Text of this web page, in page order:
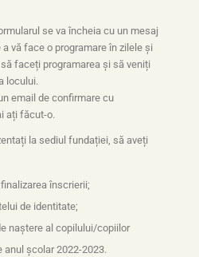
se va încheia cu un mesaj
vă face o programare în zilele și
faceți programarea și să veniți
locului.
email de confirmare cu
ați făcut-o.
la sediul fundației, să aveți
înscrierii;
de identitate;
naștere al copilului/copiilor
anul școlar 2022-2023.